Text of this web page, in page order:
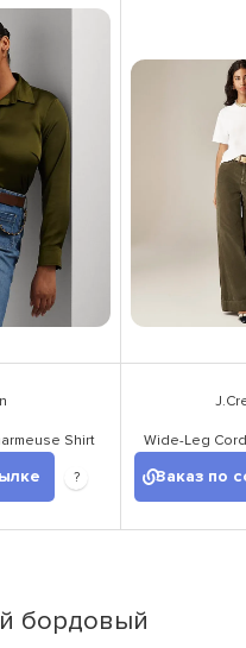
Shirt
?
Wide-Leg
Заказ по
бордовый